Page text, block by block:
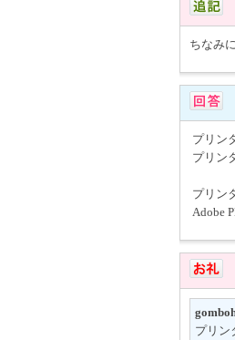
ちなみ
プリン
プリン
プリン
Adobe
プリン